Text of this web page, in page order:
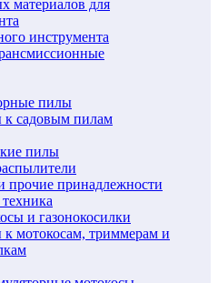
материалов для
инструмента
пилы
к садовым пилам
пилы
прочие принадлежности
и газонокосилки
к мотокосам, триммерам и